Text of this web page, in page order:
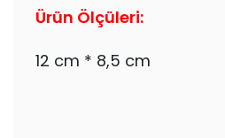
Ürün Ölçüleri:
12 cm * 8,5 cm